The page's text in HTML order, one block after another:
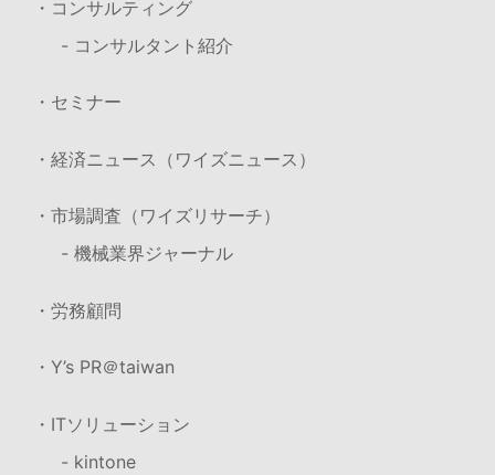
・コンサルティング
- コンサルタント紹介
・セミナー
・経済ニュース（ワイズニュース）
・市場調査（ワイズリサーチ）
- 機械業界ジャーナル
・労務顧問
・Y’s PR＠taiwan
・ITソリューション
- kintone